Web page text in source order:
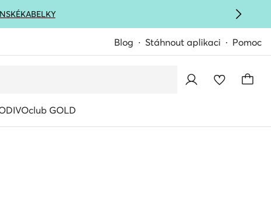
KABELKY
Blog Stáhnout aplikaci Pomoc
GOLD